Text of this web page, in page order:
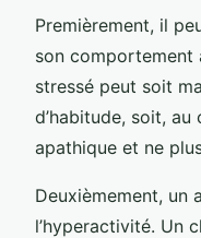
Premièrement, il
son comportement
stressé peut soit
d’habitude, soit,
apathique et ne
Deuxièmement, un
l’hyperactivité. Un